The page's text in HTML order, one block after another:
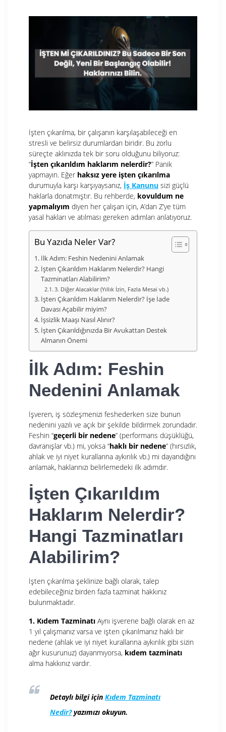
İşten çıkarılma, bir çalışanın karşılaşabileceği en
stresli ve belirsiz durumlardan biridir. Bu zorlu
süreçte aklınızda tek bir soru olduğunu biliyoruz:
“İşten çıkarıldım haklarım nelerdir?” Panik
yapmayın. Eğer haksız yere işten çıkarılma
durumuyla karşı karşıyaysanız, İş Kanunu sizi güçlü
haklarla donatmıştır. Bu rehberde, kovuldum ne
yapmalıyım diyen her çalışan için, A’dan Z’ye tüm
yasal hakları ve atılması gereken adımları anlatıyoruz.
Bu Yazıda Neler Var?
İlk Adım: Feshin Nedenini Anlamak
İşten Çıkarıldım Haklarım Nelerdir? Hangi
Tazminatları Alabilirim?
3. Diğer Alacaklar (Yıllık İzin, Fazla Mesai vb.)
İşten Çıkarıldım Haklarım Nelerdir? İşe İade
Davası Açabilir miyim?
İşsizlik Maaşı Nasıl Alınır?
İşten Çıkarıldığınızda Bir Avukattan Destek
Almanın Önemi
İlk Adım: Feshin
Nedenini Anlamak
İşveren, iş sözleşmenizi feshederken size bunun
nedenini yazılı ve açık bir şekilde bildirmek zorundadır.
Feshin “geçerli bir nedene” (performans düşüklüğü,
davranışlar vb.) mi, yoksa “haklı bir nedene” (hırsızlık,
ahlak ve iyi niyet kurallarına aykırılık vb.) mi dayandığını
anlamak, haklarınızı belirlemedeki ilk adımdır.
İşten Çıkarıldım
Haklarım Nelerdir?
Hangi Tazminatları
Alabilirim?
İşten çıkarılma şeklinize bağlı olarak, talep
edebileceğiniz birden fazla tazminat hakkınız
bulunmaktadır.
1. Kıdem Tazminatı Aynı işverene bağlı olarak en az
1 yıl çalışmanız varsa ve işten çıkarılmanız haklı bir
nedene (ahlak ve iyi niyet kurallarına aykırılık gibi sizin
ağır kusurunuz) dayanmıyorsa, kıdem tazminatı
alma hakkınız vardır.
Detaylı bilgi için Kıdem Tazminatı
Nedir?yazımızı okuyun.